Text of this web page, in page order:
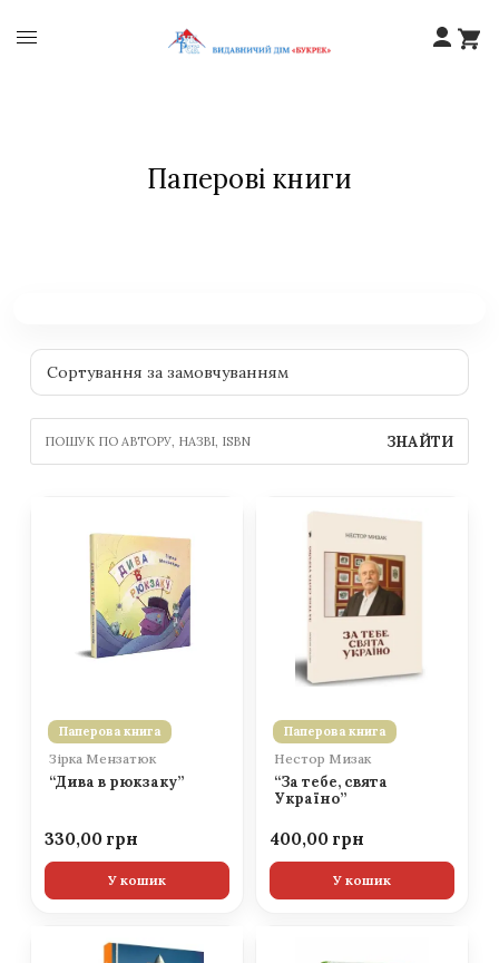
Паперові книги
ЗНАЙТИ
Паперова книга
Зірка Мензатюк
“Дива в рюкзаку”
330,00
У кошик
Паперова книга
Нестор Мизак
“За тебе, свята
Україно”
400,00
У кошик